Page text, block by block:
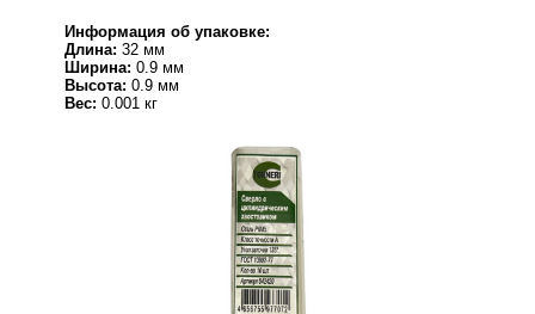
Информация об упаковке:
Длина: 32 мм
Ширина: 0.9 мм
Высота: 0.9 мм
Вес: 0.001 кг